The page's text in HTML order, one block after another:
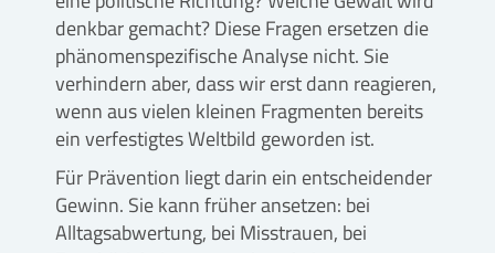
denkbar gemacht? Diese Fragen ersetzen die
phänomenspezifische Analyse nicht. Sie
verhindern aber, dass wir erst dann reagieren,
wenn aus vielen kleinen Fragmenten bereits
ein verfestigtes Weltbild geworden ist.
Für Prävention liegt darin ein entscheidender
Gewinn. Sie kann früher ansetzen: bei
Alltagsabwertung, bei Misstrauen, bei